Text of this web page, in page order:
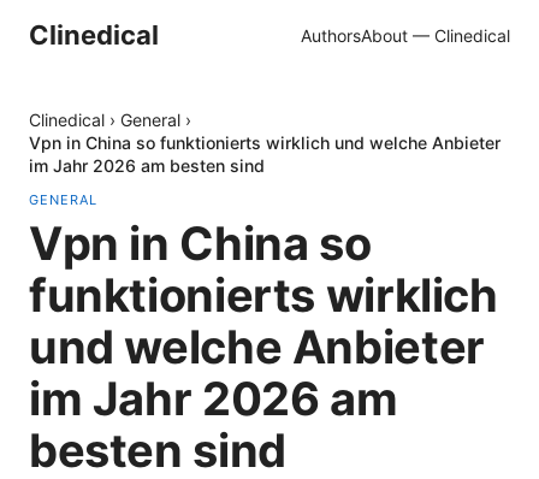
Clinedical AuthorsAbout — Clinedical
Clinedical › General ›
Vpn in China so funktionierts wirklich und welche Anbieter
im Jahr 2026 am besten sind
GENERAL
Vpn in China so
funktionierts wirklich
und welche Anbieter
im Jahr 2026 am
besten sind